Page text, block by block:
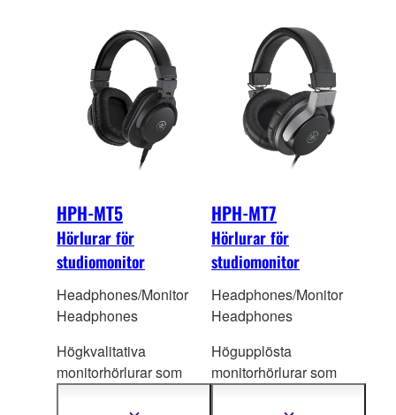
HPH-MT5
Hörlurar för
studiomonitor
Headphones/Monitor
Headphones
Högkvalitativa
monitorhörlurar som
HPH-MT7
Hörlurar för
studiomonitor
Headphones/Monitor
Headphones
Högupplösta
monitorhörlurar som